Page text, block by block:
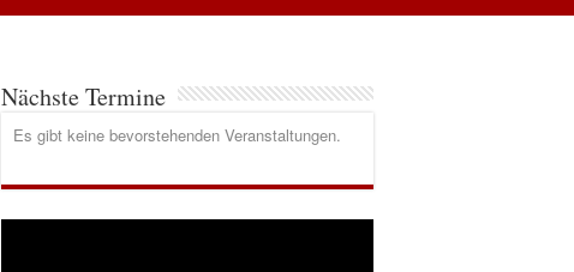
Nächste Termine
Es gibt keine bevorstehenden Veranstaltungen.